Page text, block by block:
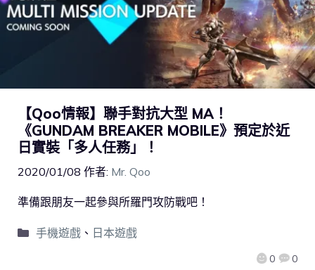
【Qoo情報】聯手對抗大型 MA！
《GUNDAM BREAKER MOBILE》預定於近
日實裝「多人任務」！
2020/01/08 作者: Mr. Qoo
0 0
準備跟朋友一起參與所羅門攻防戰吧！
手機遊戲、 日本遊戲